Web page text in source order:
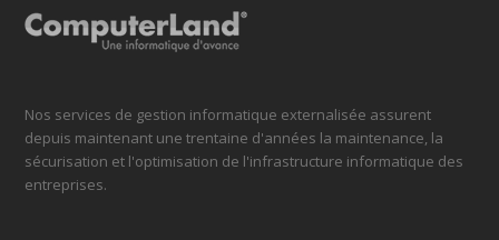
Nos services de gestion informatique externalisée assurent
depuis maintenant une trentaine d'années la maintenance, la
sécurisation et l'optimisation de l'infrastructure informatique des
entreprises.